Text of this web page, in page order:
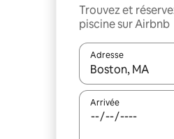
Trouvez et
piscine sur Airbnb
Adresse
Lorsque les
Arrivée